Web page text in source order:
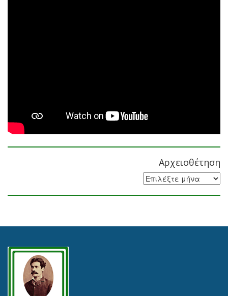
Αρχειοθέτηση
Αρχειοθέτηση